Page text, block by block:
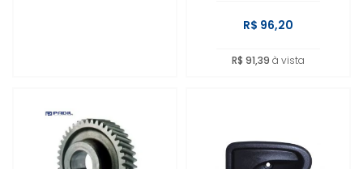
R$ 96,20
R$ 91,39 à vista